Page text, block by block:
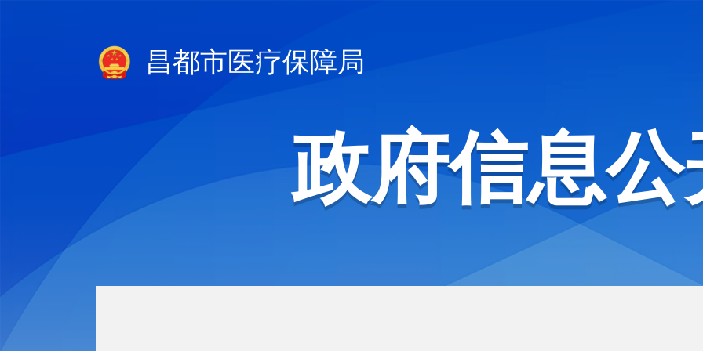
昌都市医疗保障局
政府信息公